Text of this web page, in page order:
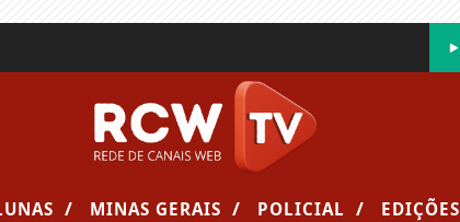
/ MINAS GERAIS / POLICIAL / EDIÇÕES